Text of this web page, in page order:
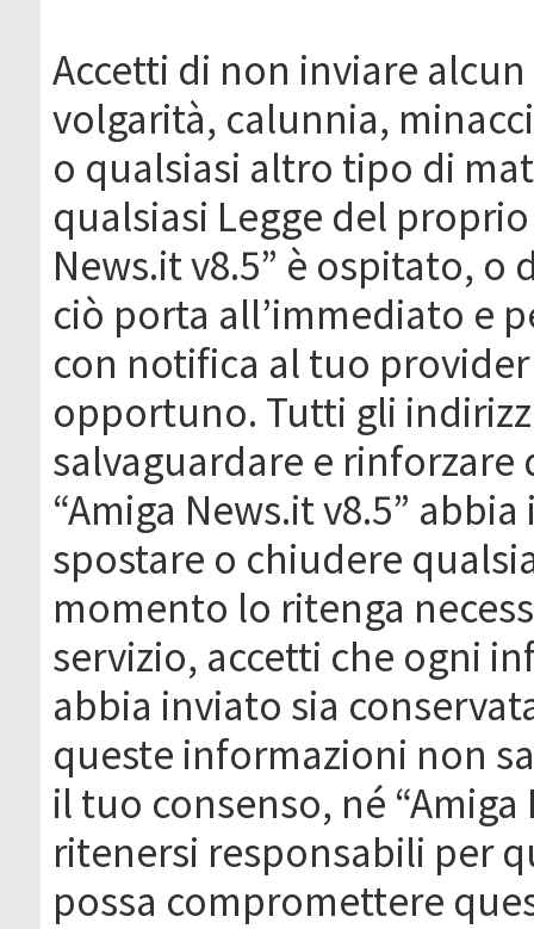
Accetti di non inviare
volgarità, calunnia,
o qualsiasi altro tipo di
qualsiasi Legge del
News.it v8.5” è ospitato, o
ciò porta all’immediato e
con notifica al tuo
opportuno. Tutti gli
salvaguardare e
“Amiga News.it v8.5”
spostare o chiudere
momento lo ritenga
servizio, accetti che ogni
abbia inviato sia
queste informazioni non
il tuo consenso, né
ritenersi responsabili per
possa compromettere